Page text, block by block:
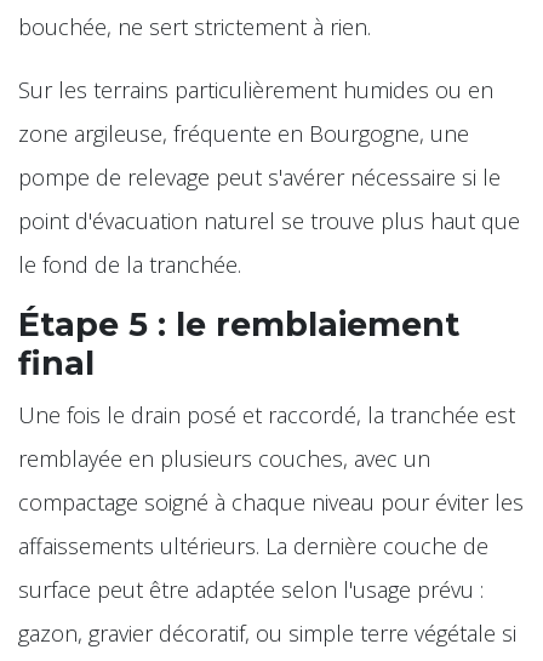
bouchée, ne sert strictement à rien.
Sur les terrains particulièrement humides ou en
zone argileuse, fréquente en Bourgogne, une
pompe de relevage peut s'avérer nécessaire si le
point d'évacuation naturel se trouve plus haut que
le fond de la tranchée.
Étape 5 : le remblaiement
final
Une fois le drain posé et raccordé, la tranchée est
remblayée en plusieurs couches, avec un
compactage soigné à chaque niveau pour éviter les
affaissements ultérieurs. La dernière couche de
surface peut être adaptée selon l'usage prévu :
gazon, gravier décoratif, ou simple terre végétale si